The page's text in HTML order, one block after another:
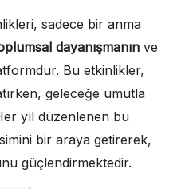
sadece bir anma
dayanışmanın ve
Bu etkinlikler,
geleceğe umutla
yıl düzenlenen bu
bir araya getirerek,
güçlendirmektedir.